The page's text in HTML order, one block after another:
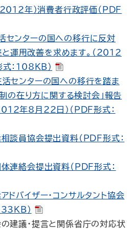
2012年）消費者行政評価（PDF
活センターの国への移行に反対
と運用改善を求めます。（2012
：108KB）
活センターの国への移行を踏ま
の在り方に関する検討会」報告
年8月22日）（PDF形式：
相談員協会提出資料（PDF形式：
体連絡会提出資料（PDF形式：
ドバイザー・コンサルタント協会
）
の建議・提言と関係省庁の対応状